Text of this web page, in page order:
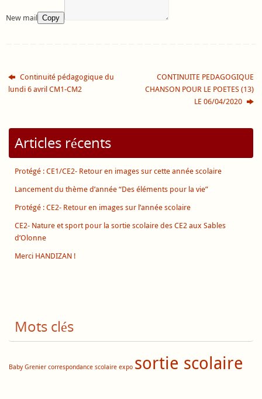
New mail Copy
Continuité pédagogique du
lundi 6 avril CM1-CM2
CONTINUITE PEDAGOGIQUE
CHANSON POUR LE POETES (13)
LE 06/04/2020
Articles récents
Protégé : CE1/CE2- Retour en images sur cette année scolaire
Lancement du thème d’année “Des éléments pour la vie”
Protégé : CE2- Retour en images sur l’année scolaire
CE2- Nature et sport pour la sortie scolaire des CE2 aux Sables
d’Olonne
Merci HANDIZAN !
Mots clés
Baby Grenier correspondance scolaire expo sortie scolaire